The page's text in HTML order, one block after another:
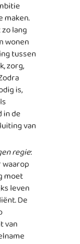
maken.
lang
wonen
tussen
zorg,
is,
in de
van
regie:
waarop
moet
leven
De
van